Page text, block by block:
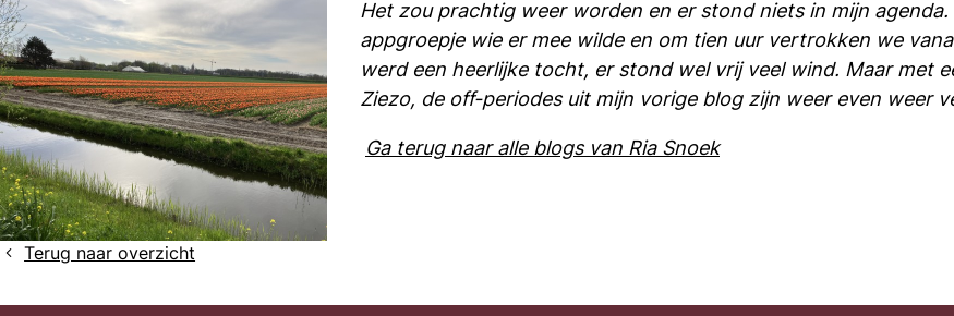
Het zou prachtig weer worden en er stond niets in mijn
appgroepje wie er mee wilde en om tien uur vertrokken we
werd een heerlijke tocht, er stond wel vrij veel wind. Maar met
Ziezo, de off-periodes uit mijn vorige blog zijn weer even weer
Ga terug naar alle blogs van Ria Snoek
Terug naar overzicht